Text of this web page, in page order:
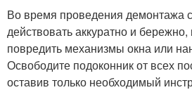
Во время проведения демонтажа
действовать аккуратно и
повредить механизмы окна или
Освободите подоконник от всех
оставив только необходимый